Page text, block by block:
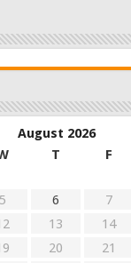
August 2026
T F
5 6 7
13 14
20 21